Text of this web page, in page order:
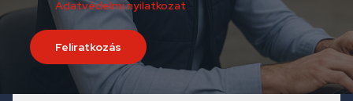
Adatvédelmi nyilatkozat
Feliratkozás